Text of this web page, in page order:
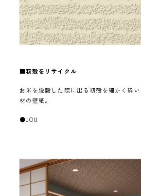
■籾殻をリサイクル
お米を脱穀した際に出る籾殻を細かく砕
材の壁紙。
●JOU